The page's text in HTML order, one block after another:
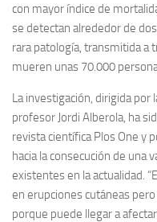
con mayor índice de
se detectan alrededor de
rara patología, transmitida a
mueren unas 70.000
La investigación, dirigida por
profesor Jordi Alberola, ha
revista científica Plos One y
hacia la consecución de una
existentes en la actualidad.
en erupciones cutáneas
porque puede llegar a